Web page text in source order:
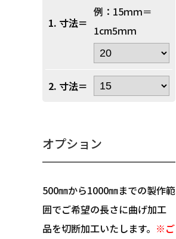
1. 寸法＝
例：15ｍｍ＝
1cm5ｍｍ
2. 寸法＝
オプション
500㎜から1000㎜までの製作範
囲でご希望の長さに曲げ加工
品を切断加工いたします。 ※ご